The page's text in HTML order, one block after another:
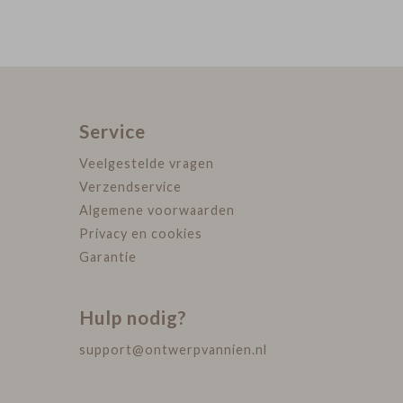
Service
Veelgestelde vragen
Verzendservice
Algemene voorwaarden
Privacy en cookies
Garantie
Hulp nodig?
support@ontwerpvannien.nl